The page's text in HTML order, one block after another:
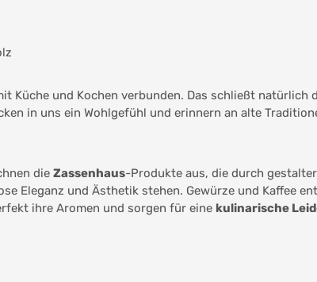
Küche und Kochen verbunden. Das schließt
in uns ein Wohlgefühl und erinnern an alte
die Zassenhaus-Produkte aus, die durch
Eleganz und Ästhetik stehen. Gewürze und Kaffee
ihre Aromen und sorgen für eine kulinarische